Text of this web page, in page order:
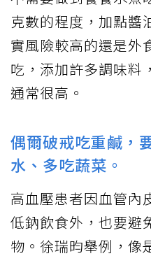
克數的程度，加點醬
實風險較高的還是外
吃，添加許多調味料
通常很高。
偶爾破戒吃重鹹，
水、多吃蔬菜。
高血壓患者因血管內
低鈉飲食外，也要避
物。徐瑞昀舉例，像